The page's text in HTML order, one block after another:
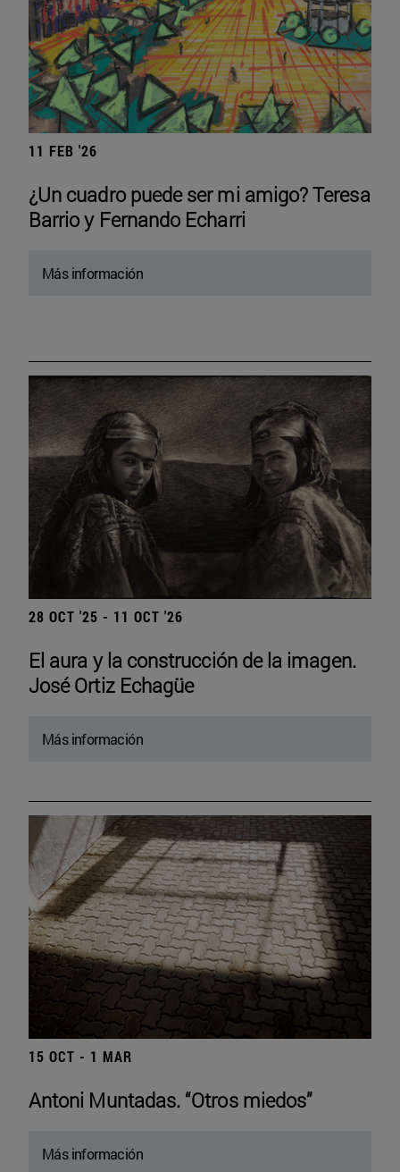
11 FEB '26
¿Un cuadro puede ser mi amigo? Teresa
Barrio y Fernando Echarri
Más información
28 OCT '25 - 11 OCT '26
El aura y la construcción de la imagen.
José Ortiz Echagüe
Más información
15 OCT - 1 MAR
Antoni Muntadas. “Otros miedos”
Más información